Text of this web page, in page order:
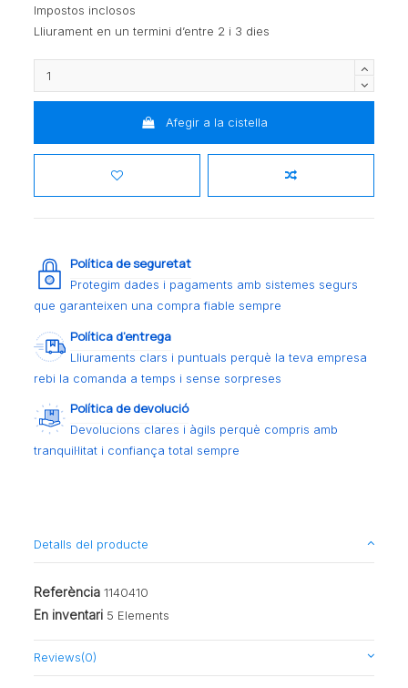
Impostos inclosos
Lliurament en un termini d’entre 2 i 3 dies
Afegir a la cistella
Política de seguretat
Protegim dades i pagaments amb sistemes segurs
que garanteixen una compra fiable sempre
Política d’entrega
Lliuraments clars i puntuals perquè la teva empresa
rebi la comanda a temps i sense sorpreses
Política de devolució
Devolucions clares i àgils perquè compris amb
tranquil·litat i confiança total sempre
Detalls del producte
Referència 1140410
En inventari 5 Elements
Reviews(0)